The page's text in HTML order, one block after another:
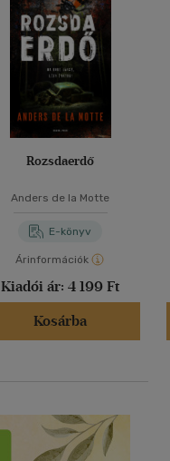
Rozsdaerdő
Anders de la Motte
E-könyv
Árinformációk
Kiadói ár: 4 199 Ft
Kosárba